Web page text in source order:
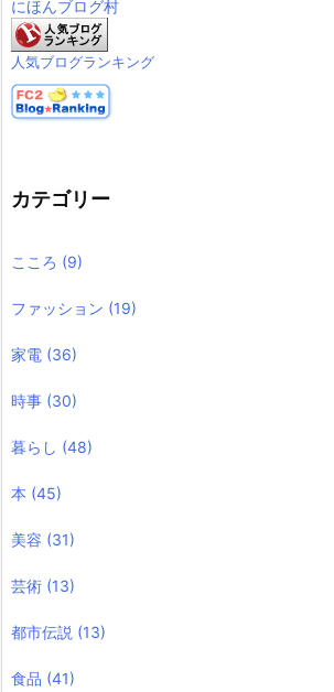
にほんブログ村
人気ブログランキング
カテゴリー
こころ (9)
ファッション (19)
家電 (36)
時事 (30)
暮らし (48)
本 (45)
美容 (31)
芸術 (13)
都市伝説 (13)
食品 (41)